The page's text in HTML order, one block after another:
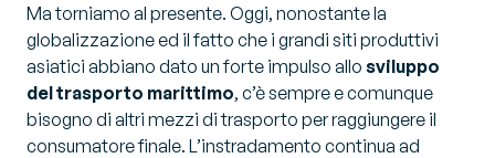
Ma torniamo al presente. Oggi, nonostante la
globalizzazione ed il fatto che i grandi siti produttivi
asiatici abbiano dato un forte impulso allo sviluppo
del trasporto marittimo, c’è sempre e comunque
bisogno di altri mezzi di trasporto per raggiungere il
consumatore finale. L’instradamento continua ad